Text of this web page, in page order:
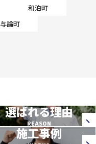
和泊町
与論町
選ばれる理由
REASON
施工事例